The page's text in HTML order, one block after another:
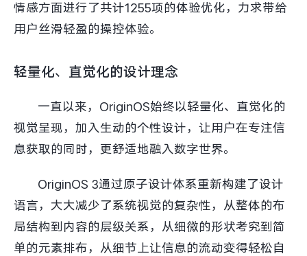
情感方面进行了共计1255项的体验优化，力求带给
用户丝滑轻盈的操控体验。
轻量化、直觉化的设计理念
一直以来，OriginOS始终以轻量化、直觉化的
视觉呈现，加入生动的个性设计，让用户在专注信
息获取的同时，更舒适地融入数字世界。
OriginOS 3通过原子设计体系重新构建了设计
语言，大大减少了系统视觉的复杂性，从整体的布
局结构到内容的层级关系，从细微的形状考究到简
单的元素排布，从细节上让信息的流动变得轻松自